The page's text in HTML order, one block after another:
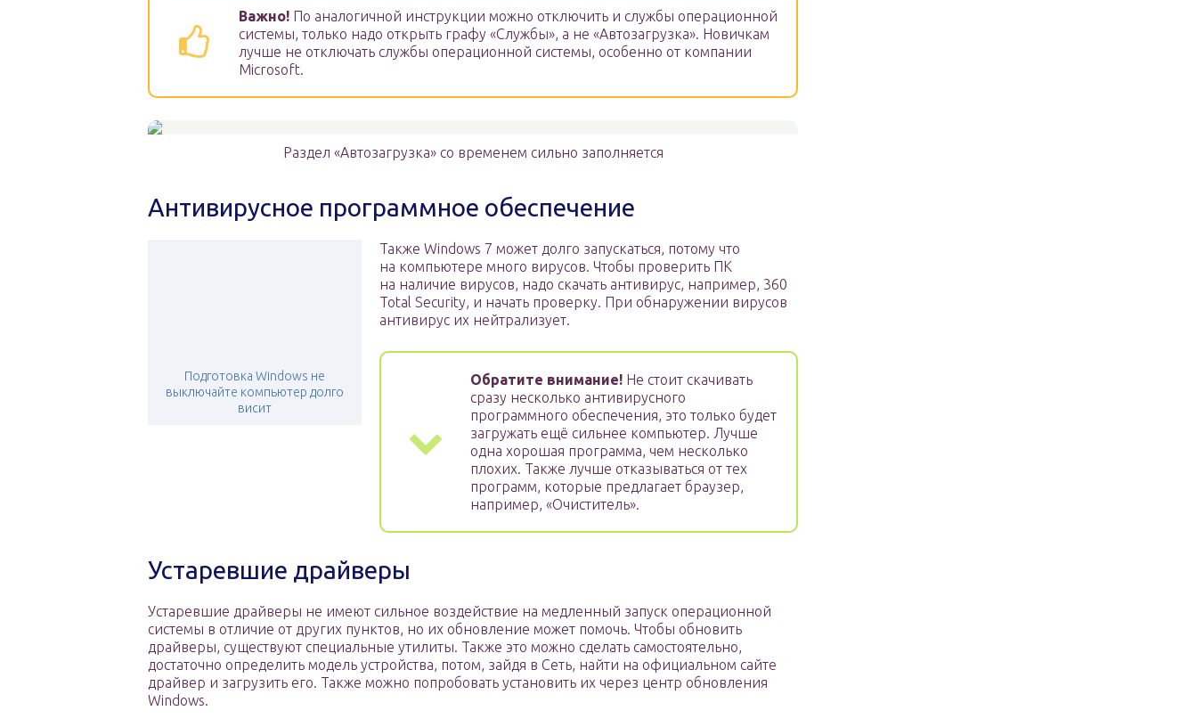
Важно! По аналогичной инструкции можно отключить и службы операционной
системы, только надо открыть графу «Службы», а не «Автозагрузка». Новичкам
лучше не отключать службы операционной системы, особенно от компании
Microsoft.
Раздел «Автозагрузка» со временем сильно заполняется
Антивирусное программное обеспечение
Подготовка Windows не
выключайте компьютер долго
висит
Также Windows 7 может долго запускаться, потому что
на компьютере много вирусов. Чтобы проверить ПК
на наличие вирусов, надо скачать антивирус, например, 360
Total Security, и начать проверку. При обнаружении вирусов
антивирус их нейтрализует.
Обратите внимание! Не стоит скачивать
сразу несколько антивирусного
программного обеспечения, это только будет
загружать ещё сильнее компьютер. Лучше
одна хорошая программа, чем несколько
плохих. Также лучше отказываться от тех
программ, которые предлагает браузер,
например, «Очиститель».
Устаревшие драйверы
Устаревшие драйверы не имеют сильное воздействие на медленный запуск операционной
системы в отличие от других пунктов, но их обновление может помочь. Чтобы обновить
драйверы, существуют специальные утилиты. Также это можно сделать самостоятельно,
достаточно определить модель устройства, потом, зайдя в Сеть, найти на официальном сайте
драйвер и загрузить его. Также можно попробовать установить их через центр обновления
Windows.